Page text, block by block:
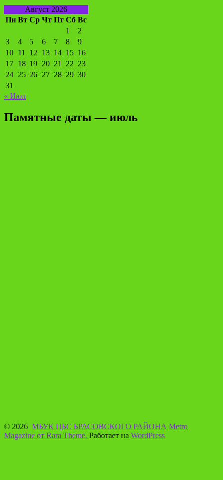
Август 2026
Пн Вт Ср Чт Пт Сб Вс
1
2
3
4 5 6 7 8
9
10 11 12 13 14 15 16
17 18 19 20 21 22 23
24 25 26 27 28 29 30
31
« Июл
Памятные даты — июль
© 2026 МБУК ЦБС БРАСОВСКОГО РАЙОНА Metro
Magazine от Rara Theme. Работает на WordPress